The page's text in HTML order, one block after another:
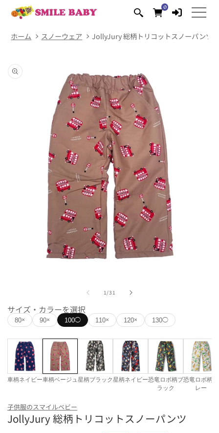
ンツに
進む
00
個
ム
ホーム スノーウェア JollyJury 総柄トリコットスノーパンツ
報にス
キップ
メ
ィ
開
く
1/の
31
サイズ・カラーを選択
80× 90× 100◯ 110× 120× 130◯
車柄ネイビー車柄ベージュ星柄ブラック星柄ネイビー恐竜ロボ柄ブ
ラック
恐竜ロボ柄グ
レー
車柄ネイビー 車柄ベージュ 星柄ブラック
子供服のスマイルベビー
JollyJury 総柄トリコットスノーパンツ